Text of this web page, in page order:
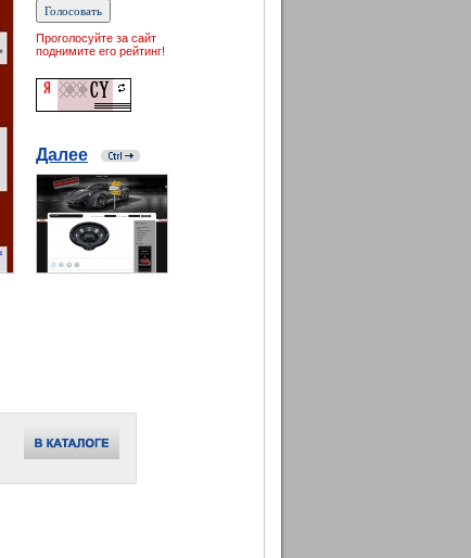
Проголосуйте за сайт
поднимите его рейтинг!
Далее